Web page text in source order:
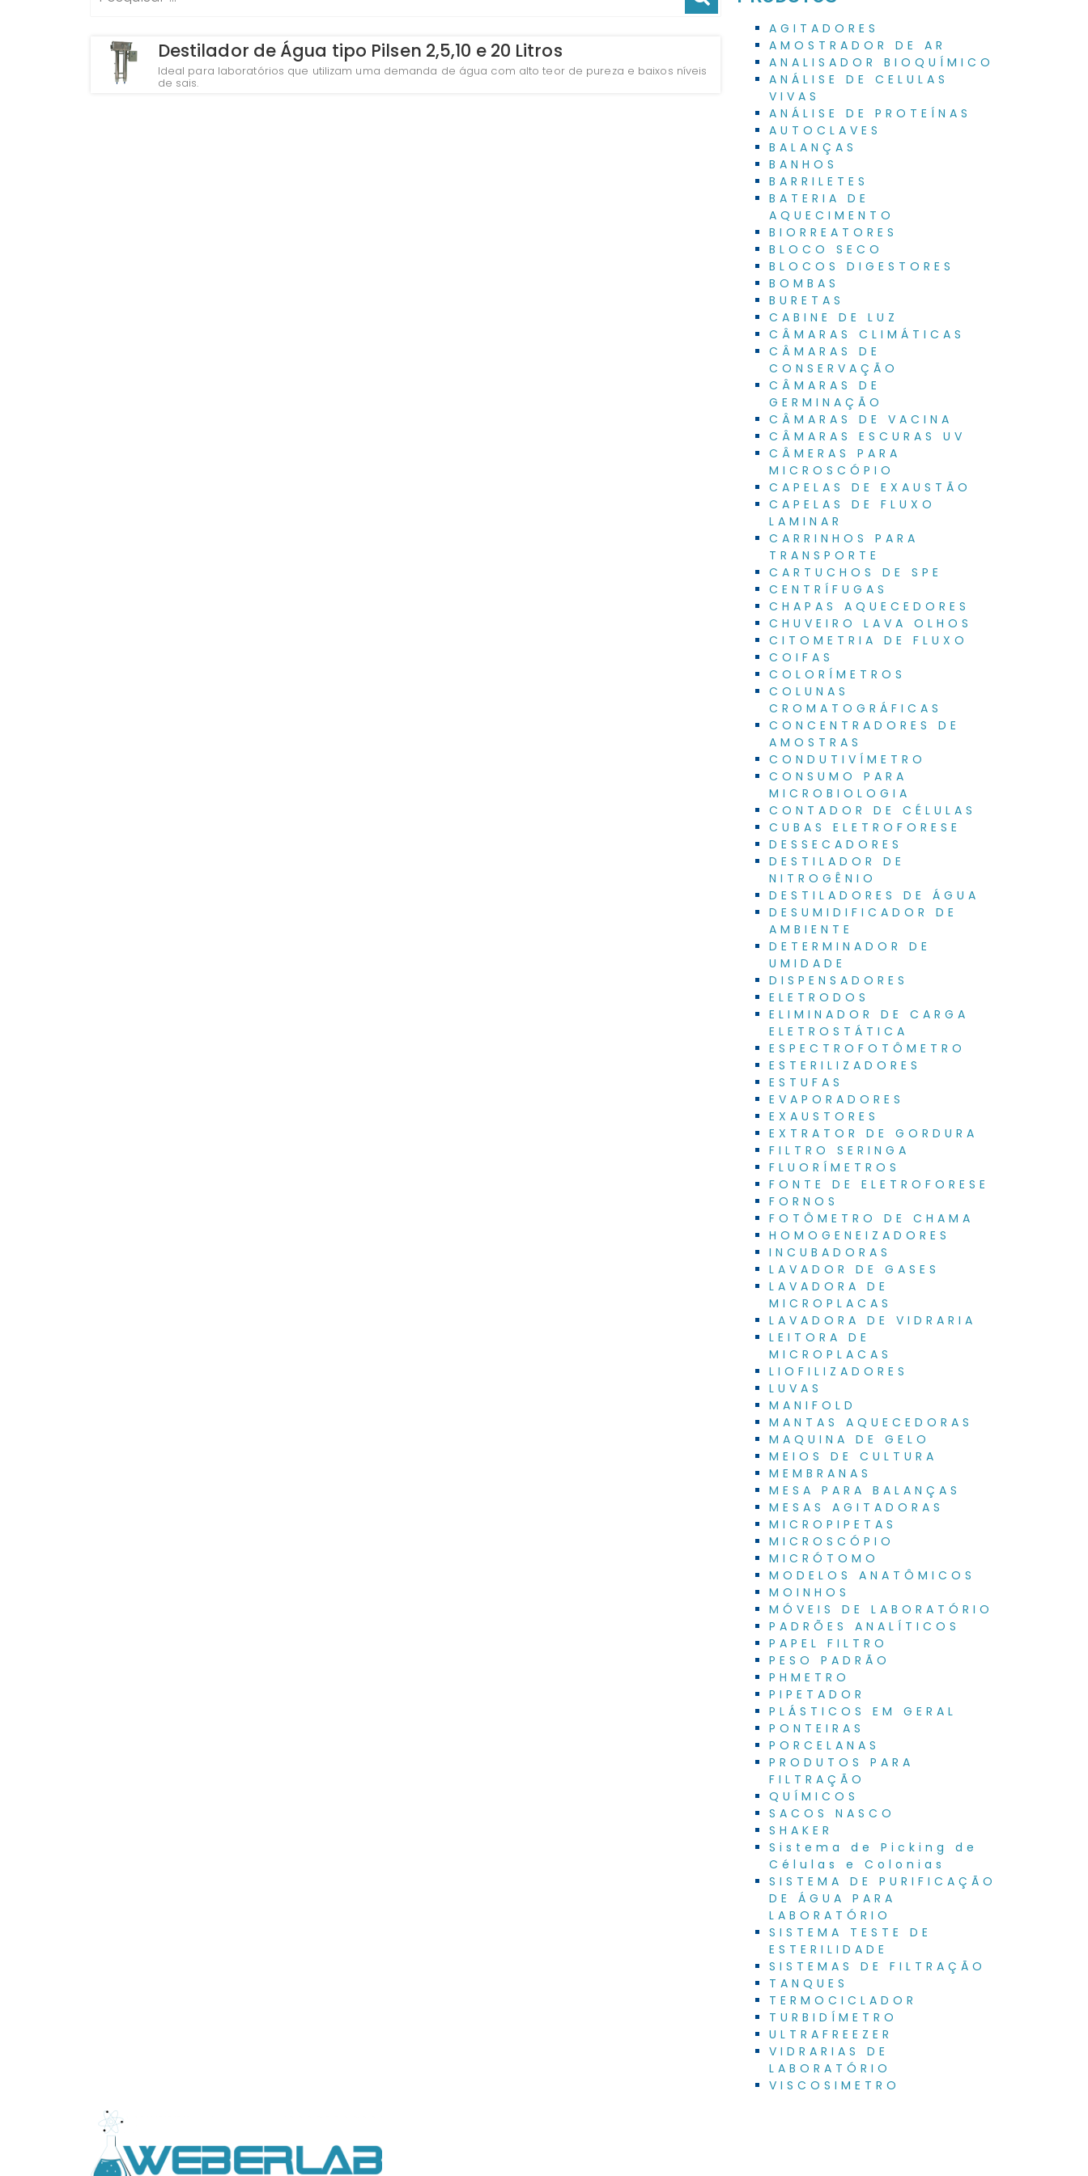
Destilador de Água tipo Pilsen 2,5,10 e 20 Litros
Ideal para laboratórios que utilizam uma demanda de água com alto teor de pureza e baixos níveis
de sais.
AGITADORES
AMOSTRADOR DE AR
ANALISADOR BIOQUÍMICO
ANÁLISE DE CELULAS
VIVAS
ANÁLISE DE PROTEÍNAS
AUTOCLAVES
BALANÇAS
BANHOS
BARRILETES
BATERIA DE
AQUECIMENTO
BIORREATORES
BLOCO SECO
BLOCOS DIGESTORES
BOMBAS
BURETAS
CABINE DE LUZ
CÂMARAS CLIMÁTICAS
CÂMARAS DE
CONSERVAÇÃO
CÂMARAS DE
GERMINAÇÃO
CÂMARAS DE VACINA
CÂMARAS ESCURAS UV
CÂMERAS PARA
MICROSCÓPIO
CAPELAS DE EXAUSTÃO
CAPELAS DE FLUXO
LAMINAR
CARRINHOS PARA
TRANSPORTE
CARTUCHOS DE SPE
CENTRÍFUGAS
CHAPAS AQUECEDORES
CHUVEIRO LAVA OLHOS
CITOMETRIA DE FLUXO
COIFAS
COLORÍMETROS
COLUNAS
CROMATOGRÁFICAS
CONCENTRADORES DE
AMOSTRAS
CONDUTIVÍMETRO
CONSUMO PARA
MICROBIOLOGIA
CONTADOR DE CÉLULAS
CUBAS ELETROFORESE
DESSECADORES
DESTILADOR DE
NITROGÊNIO
DESTILADORES DE ÁGUA
DESUMIDIFICADOR DE
AMBIENTE
DETERMINADOR DE
UMIDADE
DISPENSADORES
ELETRODOS
ELIMINADOR DE CARGA
ELETROSTÁTICA
ESPECTROFOTÔMETRO
ESTERILIZADORES
ESTUFAS
EVAPORADORES
EXAUSTORES
EXTRATOR DE GORDURA
FILTRO SERINGA
FLUORÍMETROS
FONTE DE ELETROFORESE
FORNOS
FOTÔMETRO DE CHAMA
HOMOGENEIZADORES
INCUBADORAS
LAVADOR DE GASES
LAVADORA DE
MICROPLACAS
LAVADORA DE VIDRARIA
LEITORA DE
MICROPLACAS
LIOFILIZADORES
LUVAS
MANIFOLD
MANTAS AQUECEDORAS
MAQUINA DE GELO
MEIOS DE CULTURA
MEMBRANAS
MESA PARA BALANÇAS
MESAS AGITADORAS
MICROPIPETAS
MICROSCÓPIO
MICRÓTOMO
MODELOS ANATÔMICOS
MOINHOS
MÓVEIS DE LABORATÓRIO
PADRÕES ANALÍTICOS
PAPEL FILTRO
PESO PADRÃO
PHMETRO
PIPETADOR
PLÁSTICOS EM GERAL
PONTEIRAS
PORCELANAS
PRODUTOS PARA
FILTRAÇÃO
QUÍMICOS
SACOS NASCO
SHAKER
Sistema de Picking de
Células e Colonias
SISTEMA DE PURIFICAÇÃO
DE ÁGUA PARA
LABORATÓRIO
SISTEMA TESTE DE
ESTERILIDADE
SISTEMAS DE FILTRAÇÃO
TANQUES
TERMOCICLADOR
TURBIDÍMETRO
ULTRAFREEZER
VIDRARIAS DE
LABORATÓRIO
VISCOSIMETRO